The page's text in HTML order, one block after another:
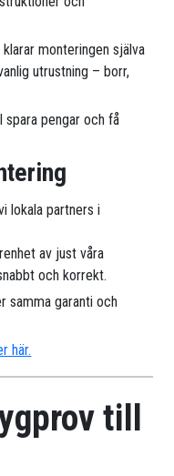
monteringen själva
utrustning – borr,
pengar och få
lokala partners i
av just våra
och korrekt.
samma garanti och
här.
till